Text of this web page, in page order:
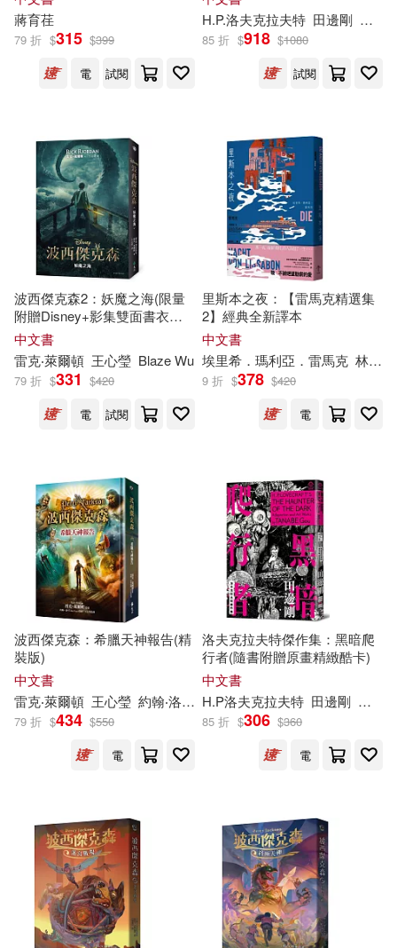
（奧）埃爾溫·莫澤爾(8)
（德）埃娃·幕斯金斯基(8)
（美）亨特(8)
（美）安德魯·路米斯(8)
（英）埃列娜·杜爾利(8)
(美)萊爾頓(7)
Bourgeois-Vance(7)
Denise(7)
上海新創華文化發展有限公司(7)
中共中央馬克思恩格斯列寧斯大林
著作編譯局編譯(7)
佐藤友生(7) 傑佛瑞．亞契(7)
威廉‧莎士比亞(7)
安童夕馬(7) 根華編輯部(7)
詹姆斯．洛夫葛羅夫(7)
（法）居里(7) (美)基德(6)
人民郵電出版社(37)
音樂之橋(37) Ondine(36)
南京大學出版社(34)
華東師範大學出版社(34)
青文(34)
臉譜(33) 上海三聯書店(32)
哈爾濱工業大學出版社(32)
天地出版社(31)
華夏出版社(31)
Accentus(30)
得利影視(29)
電子工業出版社(29)
Belle Ame(28)
浙江大學出版社(28)
獨步文化(28) Orfeo(27)
蔣育荏
79 折 $315 $399
電
試閱
H.P.洛夫克拉夫特 田邊剛 李彥
85 折 $918 $1080
試閱
波西傑克森2：妖魔之海(限量
附贈Disney+影集雙面書衣海
報)
中文書
雷克‧萊爾頓 王心瑩 Blaze Wu
79 折 $331 $420
電
試閱
里斯本之夜：【雷馬克精選集
2】經典全新譯本
中文書
埃里希．瑪利亞．雷馬克 林家任
9 折 $378 $420
電
波西傑克森：希臘天神報告(精
裝版)
中文書
雷克‧萊爾頓 王心瑩 約翰‧洛可（John Rocco）
79 折 $434 $550
電
洛夫克拉夫特傑作集：黑暗爬
行者(隨書附贈原畫精緻酷卡)
中文書
H.P洛夫克拉夫特 田邊剛 李彥樺
85 折 $306 $360
電